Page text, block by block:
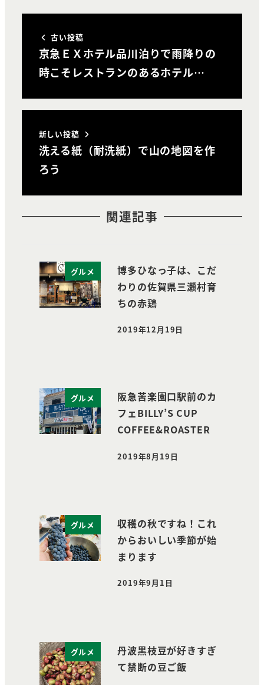
古い投稿
京急ＥＸホテル品川泊りで雨降りの
時こそレストランのあるホテル…
新しい投稿
洗える紙（耐洗紙）で山の地図を作
ろう
関連記事
グルメ
博多ひなっ子は、こだ
わりの佐賀県三瀬村育
ちの赤鶏
投稿日
2019年12月19日
グルメ
阪急苦楽園口駅前のカ
フェBILLY’S CUP
COFFEE&ROASTER
投稿日
2019年8月19日
グルメ
収穫の秋ですね！これ
からおいしい季節が始
まります
投稿日
2019年9月1日
グルメ
丹波黒枝豆が好きすぎ
て禁断の豆ご飯